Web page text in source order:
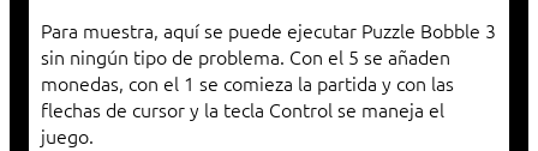
Para muestra, aquí se puede ejecutar Puzzle Bobble 3
sin ningún tipo de problema. Con el 5 se añaden
monedas, con el 1 se comieza la partida y con las
flechas de cursor y la tecla Control se maneja el
juego.